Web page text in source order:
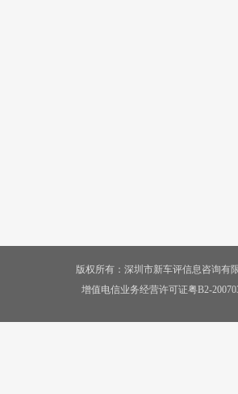
版权所有：深圳市新车评信息咨询有
增值电信业务经营许可证粤B2-